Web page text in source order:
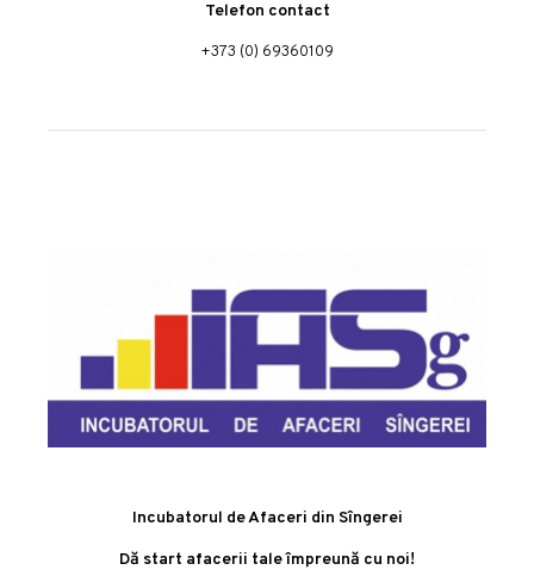
Telefon contact
+373 (0) 69360109
Incubatorul de Afaceri din Sîngerei
Dă start afacerii tale împreună cu noi!